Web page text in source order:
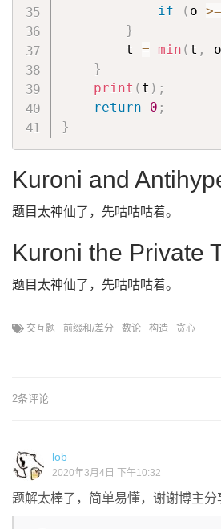
if
( o >=
}
        t
= min ( t , o
}
print ( t ) ;
return
0 ;
}
Kuroni and
题目太神仙了，先咕咕咕着。
Kuroni the Private
题目太神仙了，先咕咕咕着。
交互题 前缀和/差分 数论 构造 贪心
2条评论
lob
2020年3月4日 下午10:32
题解太棒了，简单易懂，谢谢博主分